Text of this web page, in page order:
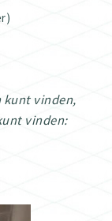
kunt vinden,
vinden: